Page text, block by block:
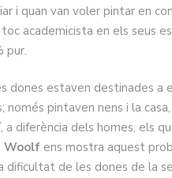
i quan van voler pintar en
academicista en els seus
pur.
dones estaven destinades a
només pintaven nens i la
a diferència dels homes, els
Woolf ens mostra aquest
dificultat de les dones de la